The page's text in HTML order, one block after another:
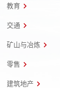
教育
交通
矿山与冶炼
零售
建筑地产